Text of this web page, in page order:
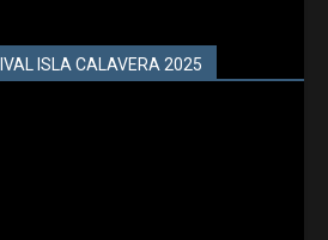
ISLA CALAVERA 2025